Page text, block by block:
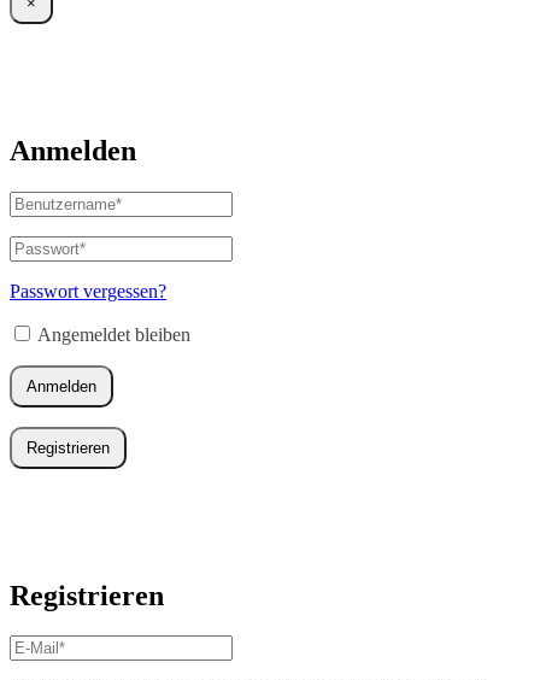
Anmelden
Benutzername
oder
E-
Mail-
Adresse*
Passwort*
Erforderlich
Passwort vergessen?
Angemeldet bleiben
Anmelden
Registrieren
Registrieren
E-
Mail-